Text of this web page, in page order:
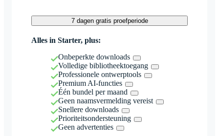
7 dagen gratis proefperiode
Alles in Starter, plus:
Onbeperkte downloads
Volledige bibliotheektoegang
Professionele ontwerptools
Premium AI-functies
Één bundel per maand
Geen naamsvermelding vereist
Snellere downloads
Prioriteitsondersteuning
Geen advertenties